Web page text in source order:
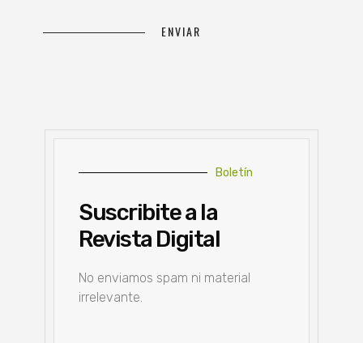
Boletín
Suscribite a la
Revista Digital
No enviamos spam ni material
irrelevante.